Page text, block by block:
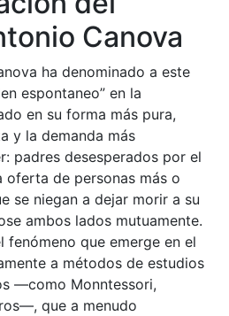
Canova
ha denominado a este
espontaneo” en la
en su forma más pura,
y la demanda más
padres desesperados por el
de personas más o
se niegan a dejar morir a su
ambos lados mutuamente.
fenómeno que emerge en el
a métodos de estudios
—como Monntessori,
que a menudo